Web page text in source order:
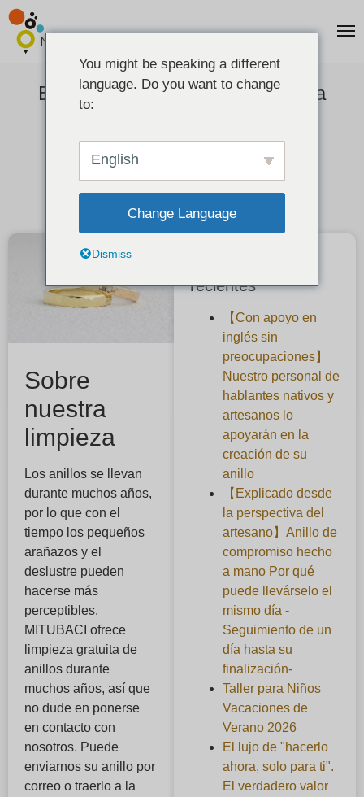
El anillo se limpia gratuitamente a
Sobre
nuestra
limpieza
Los anillos se llevan
durante muchos años,
por lo que con el
tiempo los pequeños
arañazos y el
deslustre pueden
hacerse más
perceptibles.
MITUBACI ofrece
limpieza gratuita de
anillos durante
muchos años, así que
no dude en ponerse
en contacto con
nosotros. Puede
enviarnos su anillo por
correo o traerlo a la
recientes
【Con apoyo en
inglés sin
preocupaciones】
Nuestro personal de
hablantes nativos y
artesanos lo
apoyarán en la
creación de su
anillo
【Explicado desde
la perspectiva del
artesano】Anillo de
compromiso hecho
a mano Por qué
puede llevárselo el
mismo día -
Seguimiento de un
día hasta su
finalización-
Taller para Niños
Vacaciones de
Verano 2026
El lujo de "hacerlo
ahora, solo para ti".
El verdadero valor
You might be speaking a different
language. Do you want to change
to:
English
Change Language
Dismiss